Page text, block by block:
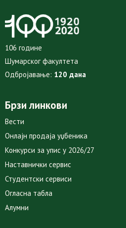
106 године
Шумарског факултета
Одбројавање: 120 дана
Брзи линкови
Вести
Онлајн продаја уџбеника
Конкурси за упис у 2026/27
Наставнички сервис
Студентски сервиси
Огласна табла
Алумни